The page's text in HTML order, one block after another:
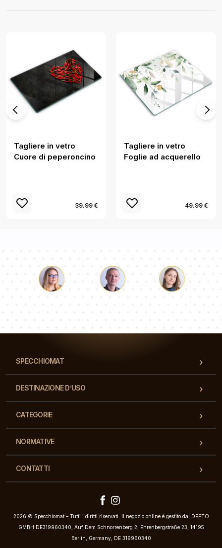
Tagliere in vetro
Cuore di peperoncino
39.99 €
Tagliere in vetro
Foglie ad acquerello
49.99 €
SPECCHIOMAT
DESTINAZIONE D’USO
CATEGORIE
NORMATIVE
CONTATTI
2026 © Specchiomat – Tutti i diritti riservati. Il negozio online è gestito da: DEFTO
GMBH DE319960340, Auf Dem Schnorrenberg 2, Ehrenbergstraße 23, 14195
Berlin, Germany, DE 319960340